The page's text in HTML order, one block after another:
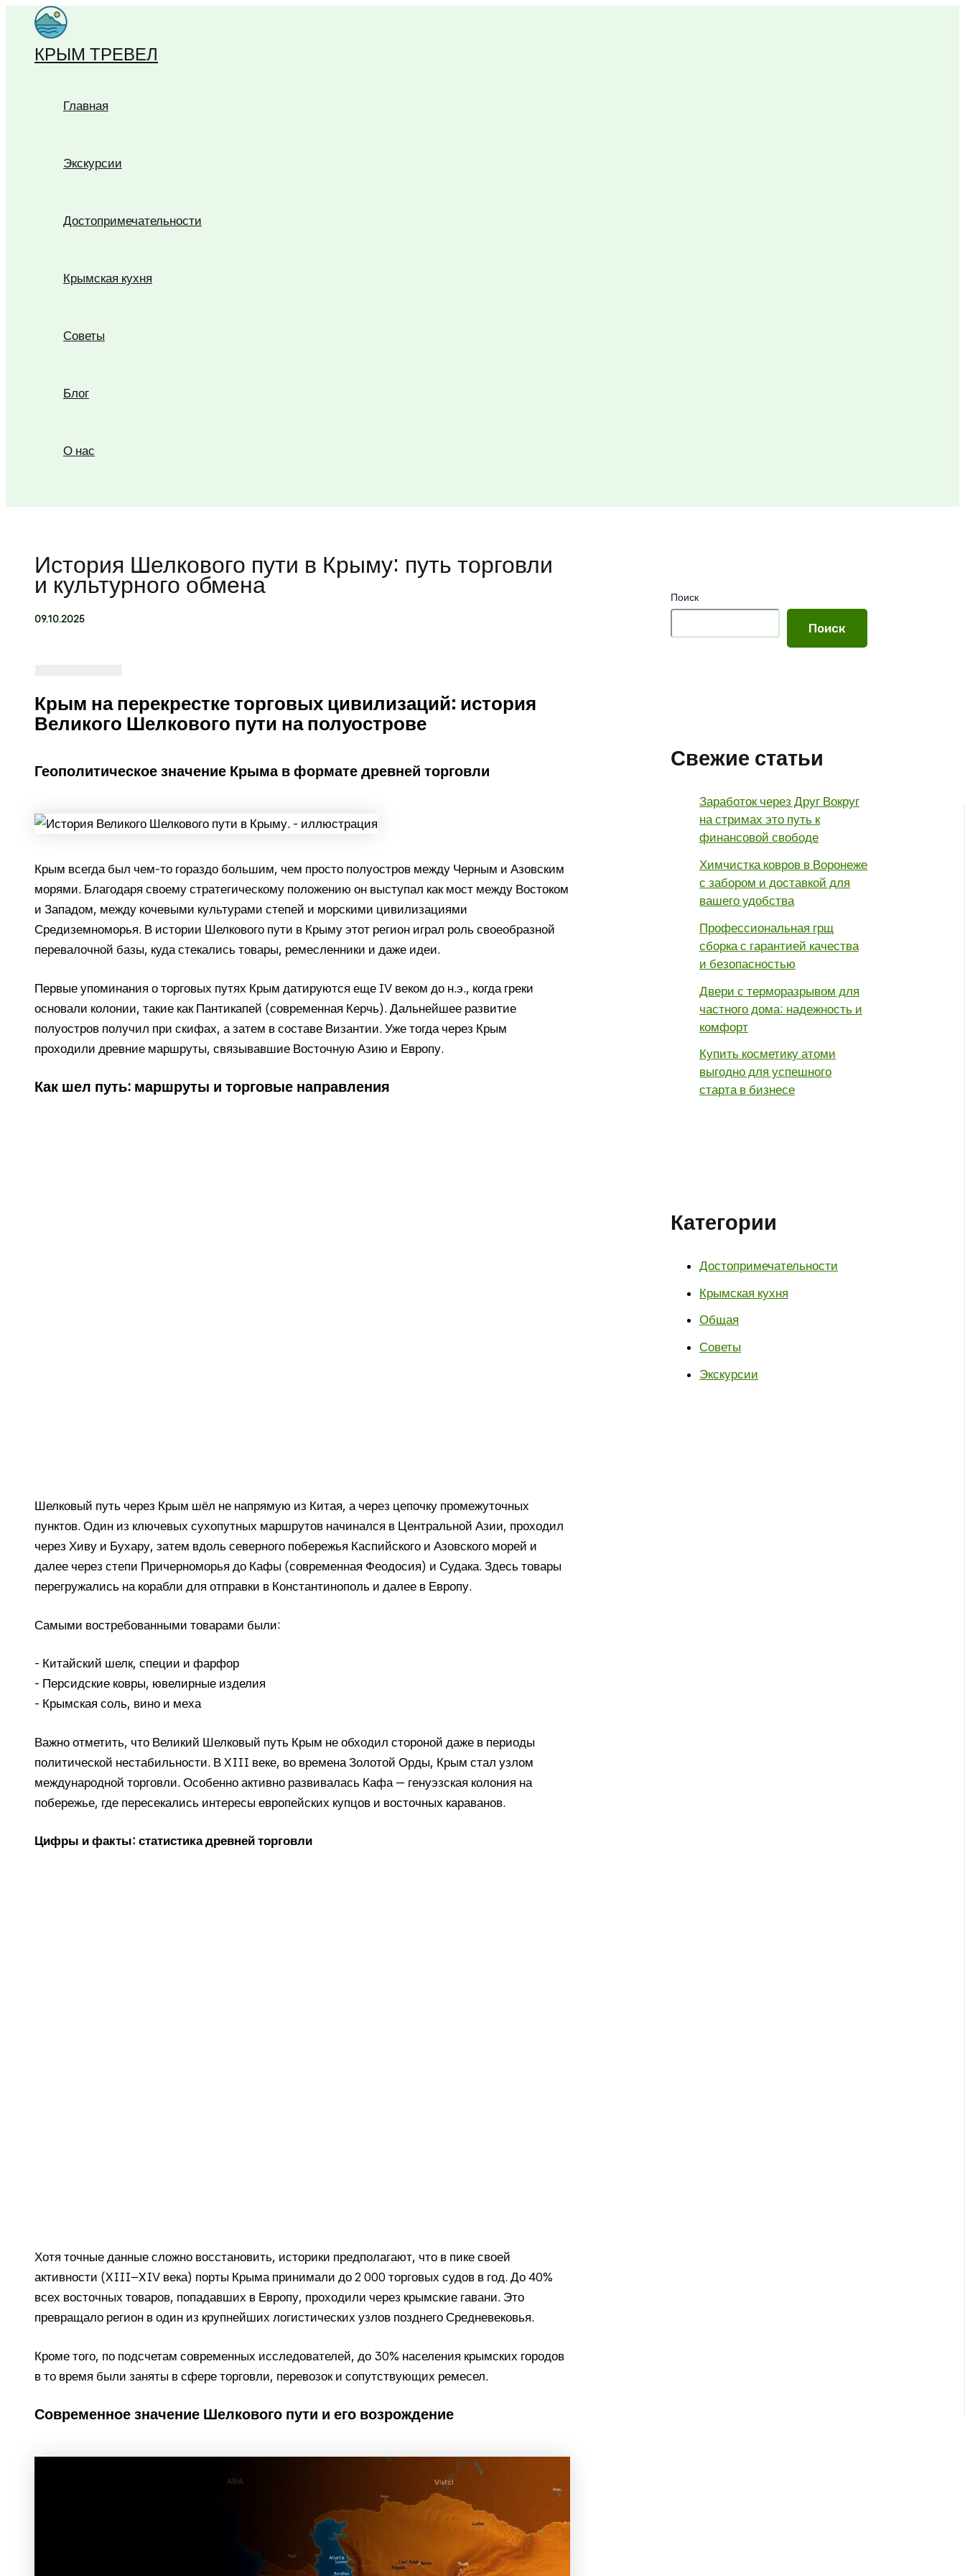
Перейти
содержимому
КРЫМ ТРЕВЕЛ
Главная
Экскурсии
Достопримечательности
Крымская кухня
Советы
Блог
О нас
История Шелкового пути в Крыму: путь торговли
и культурного обмена
09.10.2025
Крым на перекрестке торговых цивилизаций: история
Великого Шелкового пути на полуострове
Геополитическое значение Крыма в формате древней торговли
Крым всегда был чем-то гораздо большим, чем просто полуостров между Черным и Азовским
морями. Благодаря своему стратегическому положению он выступал как мост между Востоком
и Западом, между кочевыми культурами степей и морскими цивилизациями
Средиземноморья. В истории Шелкового пути в Крыму этот регион играл роль своеобразной
перевалочной базы, куда стекались товары, ремесленники и даже идеи.
Первые упоминания о торговых путях Крым датируются еще IV веком до н.э., когда греки
основали колонии, такие как Пантикапей (современная Керчь). Дальнейшее развитие
полуостров получил при скифах, а затем в составе Византии. Уже тогда через Крым
проходили древние маршруты, связывавшие Восточную Азию и Европу.
Как шел путь: маршруты и торговые направления
Шелковый путь через Крым шёл не напрямую из Китая, а через цепочку промежуточных
пунктов. Один из ключевых сухопутных маршрутов начинался в Центральной Азии, проходил
через Хиву и Бухару, затем вдоль северного побережья Каспийского и Азовского морей и
далее через степи Причерноморья до Кафы (современная Феодосия) и Судака. Здесь товары
перегружались на корабли для отправки в Константинополь и далее в Европу.
Самыми востребованными товарами были:
- Китайский шелк, специи и фарфор
- Персидские ковры, ювелирные изделия
- Крымская соль, вино и меха
Важно отметить, что Великий Шелковый путь Крым не обходил стороной даже в периоды
политической нестабильности. В XIII веке, во времена Золотой Орды, Крым стал узлом
международной торговли. Особенно активно развивалась Кафа — генуэзская колония на
побережье, где пересекались интересы европейских купцов и восточных караванов.
Цифры и факты: статистика древней торговли
Хотя точные данные сложно восстановить, историки предполагают, что в пике своей
активности (XIII–XIV века) порты Крыма принимали до 2 000 торговых судов в год. До 40%
всех восточных товаров, попадавших в Европу, проходили через крымские гавани. Это
превращало регион в один из крупнейших логистических узлов позднего Средневековья.
Кроме того, по подсчетам современных исследователей, до 30% населения крымских городов
в то время были заняты в сфере торговли, перевозок и сопутствующих ремесел.
Современное значение Шелкового пути и его возрождение
Поиск
Поиск
Свежие статьи
Заработок через Друг Вокруг
на стримах это путь к
финансовой свободе
Химчистка ковров в Воронеже
с забором и доставкой для
вашего удобства
Профессиональная грщ
сборка с гарантией качества
и безопасностью
Двери с терморазрывом для
частного дома: надежность и
комфорт
Купить косметику атоми
выгодно для успешного
старта в бизнесе
Категории
Достопримечательности
Крымская кухня
Общая
Советы
Экскурсии